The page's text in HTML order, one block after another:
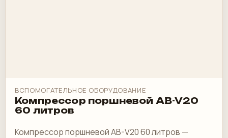
ВСПОМОГАТЕЛЬНОЕ ОБОРУДОВАНИЕ
Компрессор поршневой AB-V20
60 литров
Компрессор поршневой AB-V20 60 литров —